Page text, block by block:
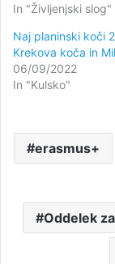
In "Življenjski slog"
Naj planinski koči
Krekova koča in
06/09/2022
In "Kulsko"
erasmus+
Oddelek